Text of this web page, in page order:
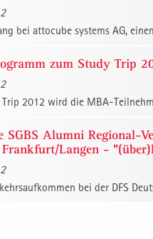
bei attocube systems AG,
zum Study Trip
Trip 2012 wird die MBA-
SGBS Alumni Regional-
Langen -
bei der DFS